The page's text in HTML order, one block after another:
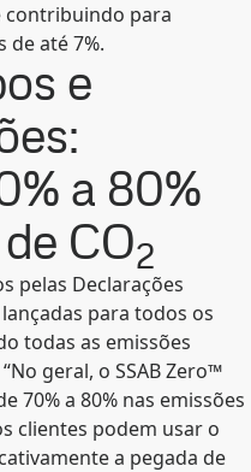
contribuindo para
de até 7%.
e
a 80%
CO2
pelas Declarações
para todos os
todas as emissões
geral, o SSAB Zero™
70% a 80% nas emissões
clientes podem usar o
a pegada de